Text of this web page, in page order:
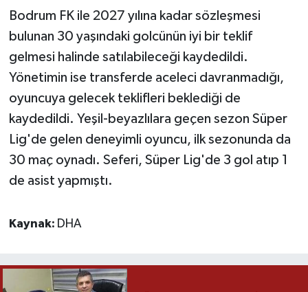
Bodrum FK ile 2027 yılına kadar sözleşmesi
bulunan 30 yaşındaki golcünün iyi bir teklif
gelmesi halinde satılabileceği kaydedildi.
Yönetimin ise transferde aceleci davranmadığı,
oyuncuya gelecek teklifleri beklediği de
kaydedildi. Yeşil-beyazlılara geçen sezon Süper
Lig'de gelen deneyimli oyuncu, ilk sezonunda da
30 maç oynadı. Seferi, Süper Lig'de 3 gol atıp 1
de asist yapmıştı.
Kaynak: DHA